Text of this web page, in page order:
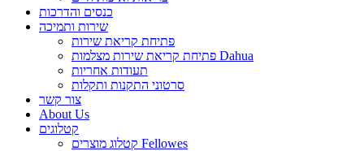
כנסים והדרכות
שירות ותמיכה
פתיחת קריאת שירות
פתיחת קריאת שירות מצלמות Dahua
תעודות אחריות
סרטוני התקנות ותקלות
צור קשר
About Us
קטלוגים
קטלוג מוצרים Fellowes